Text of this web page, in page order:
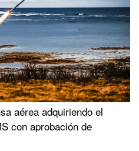
aérea adquiriendo el
con aprobación de